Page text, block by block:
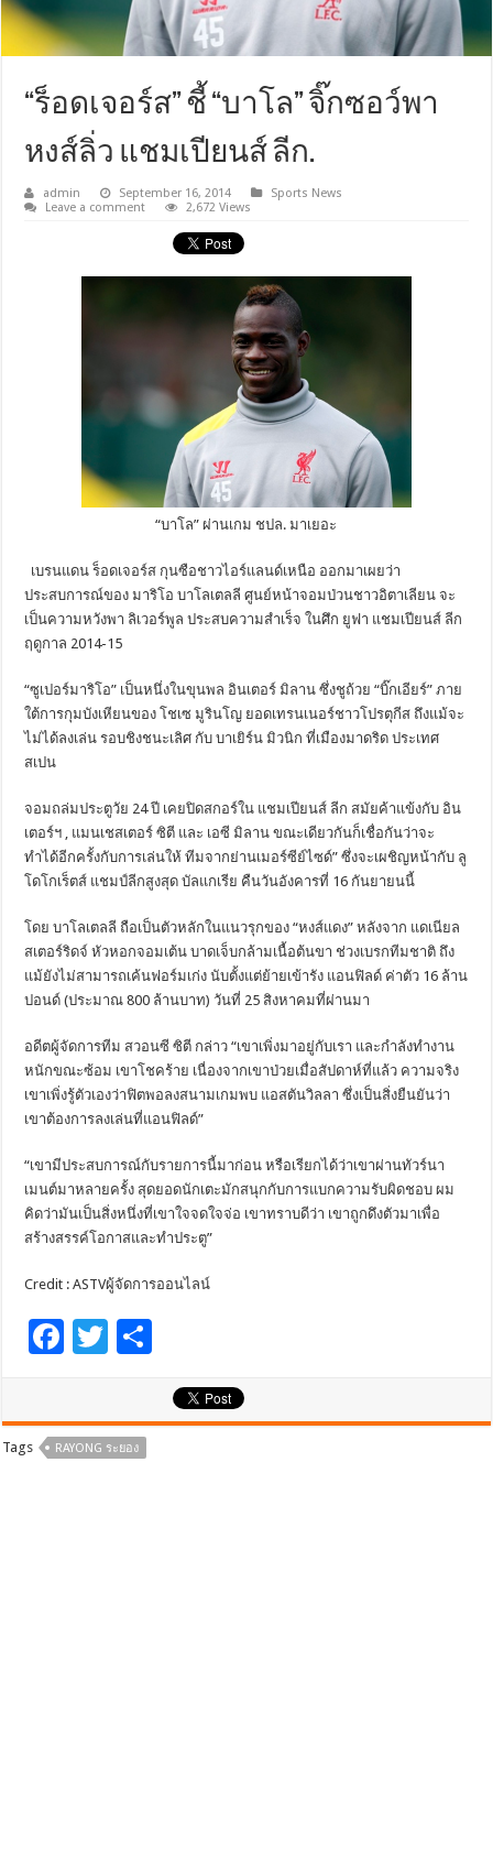
“ร็อดเจอร์ส” ชี้ “บาโล” จิ๊กซอว์พา
หงส์ลิ่ว แชมเปียนส์ ลีก.
admin September 16, 2014
Sports News
Leave a comment
2,672 Views
“บาโล” ผ่านเกม ชปล. มาเยอะ
เบรนแดน ร็อดเจอร์ส กุนซือชาวไอร์แลนด์เหนือ ออกมาเผยว่า
ประสบการณ์ของ มาริโอ บาโลเตลลี ศูนย์หน้าจอมป่วนชาวอิตาเลียน จะ
เป็นความหวังพา ลิเวอร์พูล ประสบความสำเร็จ ในศึก ยูฟา แชมเปียนส์ ลีก
ฤดูกาล 2014-15
“ซูเปอร์มาริโอ” เป็นหนึ่งในขุนพล อินเตอร์ มิลาน ซึ่งชูถ้วย “บิ๊กเอียร์” ภาย
ใต้การกุมบังเหียนของ โชเซ มูรินโญ ยอดเทรนเนอร์ชาวโปรตุกีส ถึงแม้จะ
ไม่ได้ลงเล่น รอบชิงชนะเลิศ กับ บาเยิร์น มิวนิก ที่เมืองมาดริด ประเทศ
สเปน
จอมถล่มประตูวัย 24 ปี เคยปิดสกอร์ใน แชมเปียนส์ ลีก สมัยค้าแข้งกับ อิน
เตอร์ฯ , แมนเชสเตอร์ ซิตี และ เอซี มิลาน ขณะเดียวกันก็เชื่อกันว่าจะ
ทำได้อีกครั้งกับการเล่นให้ ทีมจากย่านเมอร์ซีย์ไซด์” ซึ่งจะเผชิญหน้ากับ ลู
โดโกเร็ตส์ แชมป์ลีกสูงสุด บัลแกเรีย คืนวันอังคารที่ 16 กันยายนนี้
โดย บาโลเตลลี ถือเป็นตัวหลักในแนวรุกของ “หงส์แดง” หลังจาก แดเนียล
สเตอร์ริดจ์ หัวหอกจอมเต้น บาดเจ็บกล้ามเนื้อต้นขา ช่วงเบรกทีมชาติ ถึง
แม้ยังไม่สามารถเค้นฟอร์มเก่ง นับตั้งแต่ย้ายเข้ารัง แอนฟิลด์ ค่าตัว 16 ล้าน
ปอนด์ (ประมาณ 800 ล้านบาท) วันที่ 25 สิงหาคมที่ผ่านมา
อดีตผู้จัดการทีม สวอนซี ซิตี กล่าว “เขาเพิ่งมาอยู่กับเรา และกำลังทำงาน
หนักขณะซ้อม เขาโชคร้าย เนื่องจากเขาป่วยเมื่อสัปดาห์ที่แล้ว ความจริง
เขาเพิ่งรู้ตัวเองว่าฟิตพอลงสนามเกมพบ แอสตันวิลลา ซึ่งเป็นสิ่งยืนยันว่า
เขาต้องการลงเล่นที่แอนฟิลด์”
“เขามีประสบการณ์กับรายการนี้มาก่อน หรือเรียกได้ว่าเขาผ่านทัวร์นา
เมนต์มาหลายครั้ง สุดยอดนักเตะมักสนุกกับการแบกความรับผิดชอบ ผม
คิดว่ามันเป็นสิ่งหนึ่งที่เขาใจจดใจจ่อ เขาทราบดีว่า เขาถูกดึงตัวมาเพื่อ
สร้างสรรค์โอกาสและทำประตู”
Credit : ASTVผู้จัดการออนไลน์
F
b
T
er
ar
Tags RAYONG ระยอง